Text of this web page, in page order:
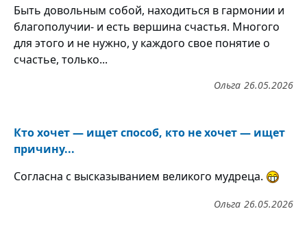
Быть довольным собой, находиться в гармонии и
благополучии- и есть вершина счастья. Многого
для этого и не нужно, у каждого свое понятие о
счастье, только...
26.05.2026
Ольга
Кто хочет — ищет способ, кто не хочет — ищет
причину...
Согласна с высказыванием великого мудреца.
26.05.2026
Ольга